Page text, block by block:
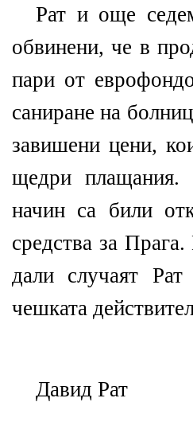
Рат и още
обвинени, че в
пари от
саниране на
завишени цени,
щедри плащания.
начин са били
средства за
дали случаят
чешката
Давид Рат